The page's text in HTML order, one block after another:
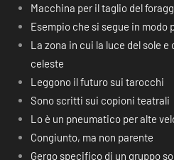
Macchina per il taglio del
Esempio che si segue in modo
La zona in cui la luce del sole
celeste
Leggono il futuro sui tarocchi
Sono scritti sui copioni teatrali
Lo è un pneumatico per alte
Congiunto, ma non parente
Gergo specifico di un gruppo